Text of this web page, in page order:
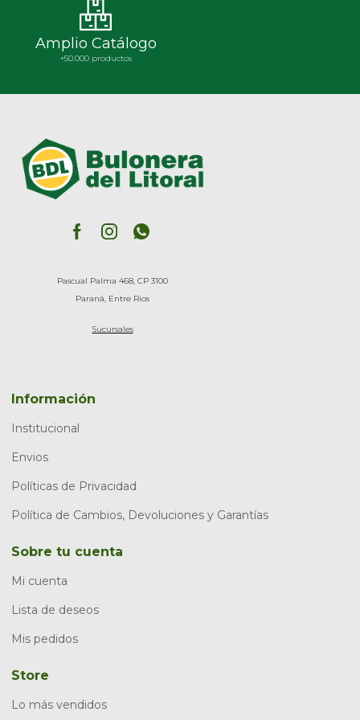
Amplio Catálogo
+50.000 productos
Pascual Palma 468, CP 3100
Paraná, Entre Rios
Sucursales
Información
Institucional
Envios
Políticas de Privacidad
Política de Cambios, Devoluciones y Garantías
Sobre tu cuenta
Mi cuenta
Lista de deseos
Mis pedidos
Store
Lo más vendidos